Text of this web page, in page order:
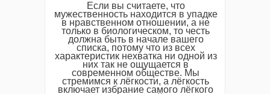
Если вы считаете, что
мужественность находится в упадке
в нравственном отношении, а не
только в биологическом, то честь
должна быть в начале вашего
списка, потому что из всех
характеристик нехватка ни одной из
них так не ощущается в
современном обществе. Мы
стремимся к лёгкости, а лёгкость
включает избрание самого лёгкого